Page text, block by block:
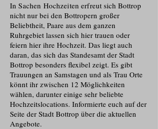
In Sachen Hochzeiten erfreut sich Bottrop
nicht nur bei den Bottropern großer
Beliebtheit, Paare aus dem ganzen
Ruhrgebiet lassen sich hier trauen oder
feiern hier ihre Hochzeit. Das liegt auch
daran, das sich das Standesamt der Stadt
Bottrop besonders flexibel zeigt. Es gibt
Trauungen an Samstagen und als Trau Orte
könnt ihr zwischen 12 Möglichkeiten
wählen, darunter einige sehr beliebte
Hochzeitslocations. Informierte euch auf der
Seite der Stadt Bottrop über die aktuellen
Angebote.